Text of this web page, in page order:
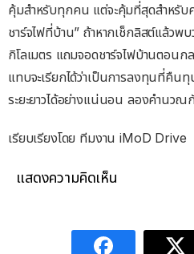
คุ้มสำหรับทุกคน แต่จะคุ้มที่สุดสำหรับ
ชาร์จไฟที่บ้าน” ถ้าหากเช็กลิสต์แล้วพ
กิโลเมตร แถมจอดชาร์จไฟบ้านตอนก
แทบจะเรียกได้ว่าเป็นการลงทุนที่คืนทุ
ระยะยาวได้อย่างแน่นอน ลองคำนว
เรียบเรียงโดย ทีมงาน iMoD Drive
แสดงความคิดเห็น